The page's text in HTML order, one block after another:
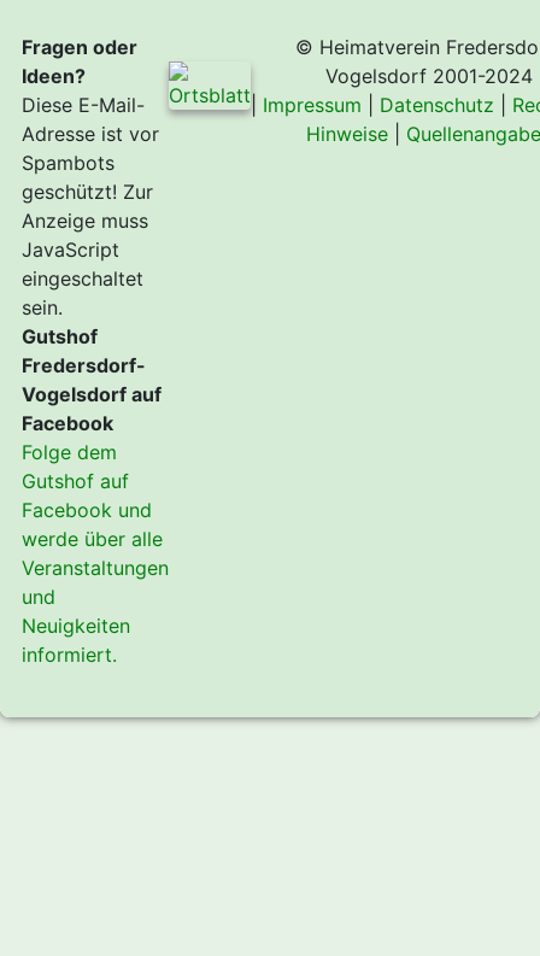
Fragen oder
Ideen?
Diese E-Mail-
Adresse ist vor
Spambots
geschützt! Zur
Anzeige muss
JavaScript
eingeschaltet
sein.
Gutshof
Fredersdorf-
Vogelsdorf auf
Facebook
Folge dem
Gutshof auf
Facebook und
werde über alle
Veranstaltungen
und
Neuigkeiten
informiert.
© Heimatverein
Vogelsdorf 2001-2024
Impressum Datenschutz
Hinweise|